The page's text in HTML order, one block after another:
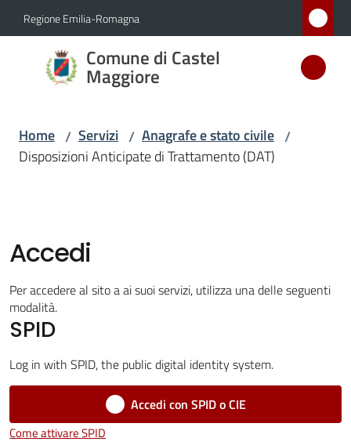
Vai al contenuto
Vai alla navigazione
Vai al footer
Regione Emilia-Romagna
Comune di Castel
Maggiore
Comune
di Castel
D'ARGENTO
AL MERITO
Amministrazione
Novità
Servizi
Menu selezionato
Maggiore
Home / Servizi / Anagrafe e stato civile /
Disposizioni Anticipate di Trattamento (DAT)
Accedi
Per accedere al sito a ai suoi servizi, utilizza una delle seguenti
modalità.
SPID
Log in with SPID, the public digital identity system.
Accedi con SPID o CIE
Come attivare SPID